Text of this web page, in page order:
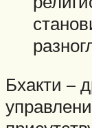
Бхакти –